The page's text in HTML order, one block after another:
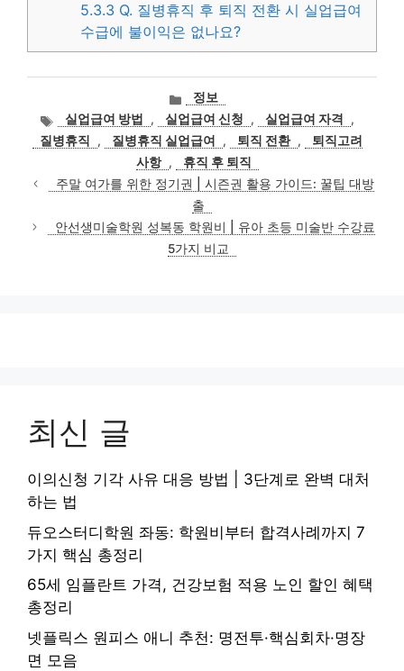
5.3.3 Q. 질병휴직 후 퇴직 전환 시 실업급여
수급에 불이익은 없나요?
카
테
고
리
정보
태
그
실업급여 방법 , 실업급여 신청 , 실업급여 자격
,
질병휴직
, 질병휴직 실업급여 , 퇴직 전환 ,
퇴직고려
사항 ,
휴직 후 퇴직
주말 여가를 위한 정기권 | 시즌권 활용 가이드: 꿀팁 대방
출
안선생미술학원 성복동 학원비 | 유아 초등 미술반 수강료
5가지 비교
최신 글
이의신청 기각 사유 대응 방법 | 3단계로 완벽 대처
하는 법
듀오스터디학원 좌동: 학원비부터 합격사례까지 7
가지 핵심 총정리
65세 임플란트 가격, 건강보험 적용 노인 할인 혜택
총정리
넷플릭스 원피스 애니 추천: 명전투·핵심회차·명장
면 모음